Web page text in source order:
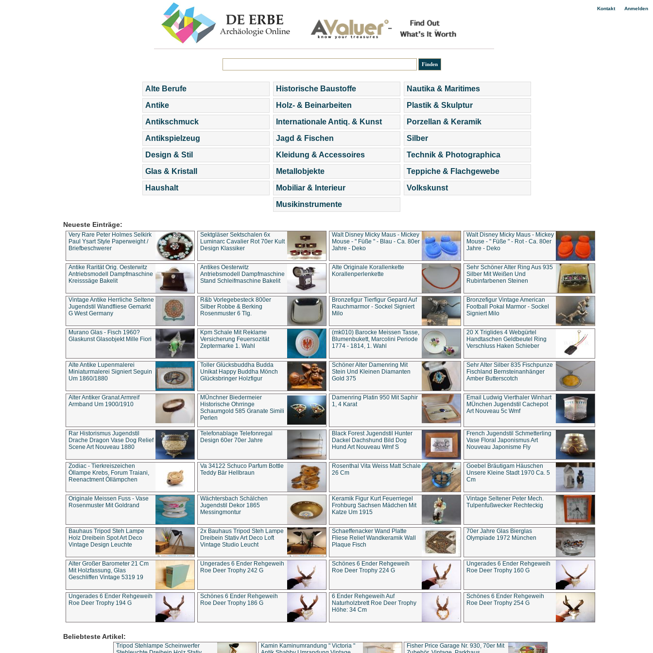
Kontakt| Anmelden
Alte Berufe
Antike
Antikschmuck
Antikspielzeug
Design & Stil
Glas & Kristall
Haushalt
Historische Baustoffe
Holz- & Beinarbeiten
Internationale Antiq. & Kunst
Jagd & Fischen
Kleidung & Accessoires
Metallobjekte
Mobiliar & Interieur
Musikinstrumente
Nautika & Maritimes
Plastik & Skulptur
Porzellan & Keramik
Silber
Technik & Photographica
Teppiche & Flachgewebe
Volkskunst
Neueste Einträge:
Very Rare Peter Holmes Selkirk
Paul Ysart Style Paperweight /
Briefbeschwerer
Sektgläser Sektschalen 6x
Luminarc Cavalier Rot 70er Kult
Design Klassiker
Walt Disney Micky Maus - Mickey
Mouse - " Füße " - Blau - Ca. 80er
Jahre - Deko
Walt Disney Micky Maus - Mickey
Mouse - " Füße " - Rot - Ca. 80er
Jahre - Deko
Antike Rarität Orig. Oesterwitz
Antriebsmodell Dampfmaschine
Kreisssäge Bakelit
Antikes Oesterwitz
Antriebsmodell Dampfmaschine
Stand Schleifmaschine Bakelit
Alte Originale Korallenkette
Korallenperlenkette
Sehr Schöner Alter Ring Aus 935
Silber Mit Weißen Und
Rubinfarbenen Steinen
Vintage Antike Herrliche Seltene
Jugendstil Wandfliese Gemarkt
G West Germany
R&b Vorlegebesteck 800er
Silber Robbe & Berking
Rosenmuster 6 Tlg.
Bronzefigur Tierfigur Gepard Auf
Rauchmarmor - Sockel Signiert
Milo
Bronzefigur Vintage American
Football Pokal Marmor - Sockel
Signiert Milo
Murano Glas - Fisch 1960?
Glaskunst Glasobjekt Mille Fiori
Kpm Schale Mit Reklame
Versicherung Feuersozität
Zeptermarke 1. Wahl
(mk010) Barocke Meissen Tasse,
Blumenbukett, Marcolini Periode
1774 - 1814, 1. Wahl
20 X Triglides 4 Webgürtel
Handtaschen Geldbeutel Ring
Verschluss Haken Schieber
Alte Antike Lupenmalerei
Miniaturmalerei Signiert Seguin
Um 1860/1880
Toller Glücksbuddha Budda
Unikat Happy Buddha Mönch
Glücksbringer Holzfigur
Schöner Alter Damenring Mit
Stein Und Kleinen Diamanten
Gold 375
Sehr Alter Silber 835 Fischpunze
Fischland Bernsteinanhänger
Amber Butterscotch
Alter Antiker Granat Armreif
Armband Um 1900/1910
MÜnchner Biedermeier
Historische Ohrringe
Schaumgold 585 Granate Simili
Perlen
Damenring Platin 950 Mit Saphir
1, 4 Karat
Email Ludwig Vierthaler Winhart
MÜnchen Jugendstil Cachepot
Art Nouveau 5c Wmf
Rar Historismus Jugendstil
Drache Dragon Vase Dog Relief
Scene Art Nouveau 1880
Telefonablage Telefonregal
Design 60er 70er Jahre
Black Forest Jugendstil Hunter
Dackel Dachshund Bild Dog
Hund Art Nouveau Wmf S
French Jugendstil Schmetterling
Vase Floral Japonismus Art
Nouveau Japonisme Fly
Zodiac - Tierkreiszeichen
Öllampe Krebs, Forum Traiani,
Reenactment Öllämpchen
Va 34122 Schuco Parfum Bottle
Teddy Bär Hellbraun
Rosenthal Vita Weiss Matt Schale
26 Cm
Goebel Bräutigam Häuschen
Unsere Kleine Stadt 1970 Ca. 5
Cm
Originale Meissen Fuss - Vase
Rosenmuster Mit Goldrand
Wächtersbach Schälchen
Jugendstil Dekor 1865
Messingmontur
Keramik Figur Kurt Feuerriegel
Frohburg Sachsen Mädchen Mit
Katze Um 1915
Vintage Seltener Peter Mech.
Tulpenfußwecker Rechteckig
Bauhaus Tripod Steh Lampe
Holz Dreibein Spot Art Deco
Vintage Design Leuchte
2x Bauhaus Tripod Steh Lampe
Dreibein Stativ Art Deco Loft
Vintage Studio Leucht
Schaeffenacker Wand Platte
Fliese Relief Wandkeramik Wall
Plaque Fisch
70er Jahre Glas Bierglas
Olympiade 1972 München
Alter Großer Barometer 21 Cm
Mit Holzfassung, Glas
Geschliffen Vintage 5319 19
Ungerades 6 Ender Rehgeweih
Roe Deer Trophy 242 G
Schönes 6 Ender Rehgeweih
Roe Deer Trophy 224 G
Ungerades 6 Ender Rehgeweih
Roe Deer Trophy 160 G
Ungerades 6 Ender Rehgeweih
Roe Deer Trophy 194 G
Schönes 6 Ender Rehgeweih
Roe Deer Trophy 186 G
6 Ender Rehgeweih Auf
Naturholzbrett Roe Deer Trophy
Höhe: 34 Cm
Schönes 6 Ender Rehgeweih
Roe Deer Trophy 254 G
Beliebteste Artikel:
Tripod Stehlampe Scheinwerfer
Kamin Kaminumrandung " Victoria "
Fisher Price Garage Nr. 930, 70er Mit